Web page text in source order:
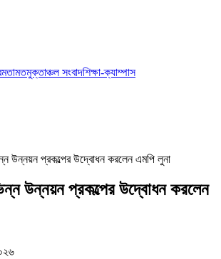
মতামতমুক্তাঞ্চল সংবাদশিক্ষা-ক্যাম্পাস
উন্নয়ন প্রকল্পের উদ্বোধন করলেন এমপি লুনা
উন্নয়ন প্রকল্পের উদ্বোধন করলেন